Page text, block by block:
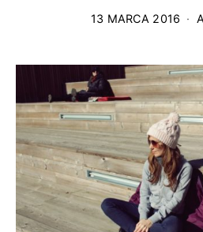
13 MARCA 2016